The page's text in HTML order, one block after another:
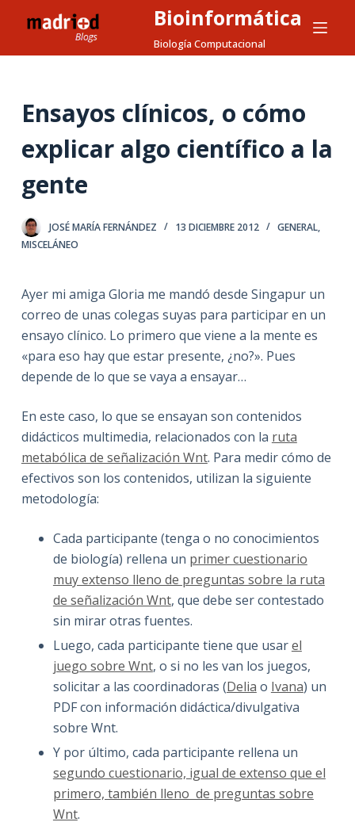
l
o
n
Bioinformática
Biología Computacional
Ensayos clínicos, o cómo
explicar algo científico a la
gente
JOSÉ MARÍA FERNÁNDEZ 13 DICIEMBRE 2012 GENERAL,
MISCELÁNEO
Ayer mi amiga Gloria me mandó desde Singapur un
correo de unas colegas suyas para participar en un
ensayo clínico. Lo primero que viene a la mente es
«para eso hay que estar presente, ¿no?». Pues
depende de lo que se vaya a ensayar…
En este caso, lo que se ensayan son contenidos
didácticos multimedia, relacionados con la ruta
metabólica de señalización Wnt. Para medir cómo de
efectivos son los contenidos, utilizan la siguiente
metodología:
Cada participante (tenga o no conocimientos
de biología) rellena un primer cuestionario
muy extenso lleno de preguntas sobre la ruta
de señalización Wnt, que debe ser contestado
sin mirar otras fuentes.
Luego, cada participante tiene que usarel
juego sobre Wnt, o si no les van los juegos,
solicitar a las coordinadoras (Delia o Ivana) un
PDF con información didáctica/divulgativa
sobre Wnt.
Y por último, cada participante rellena un
segundo cuestionario, igual de extenso que el
primero, también lleno de preguntas sobre
Wnt.